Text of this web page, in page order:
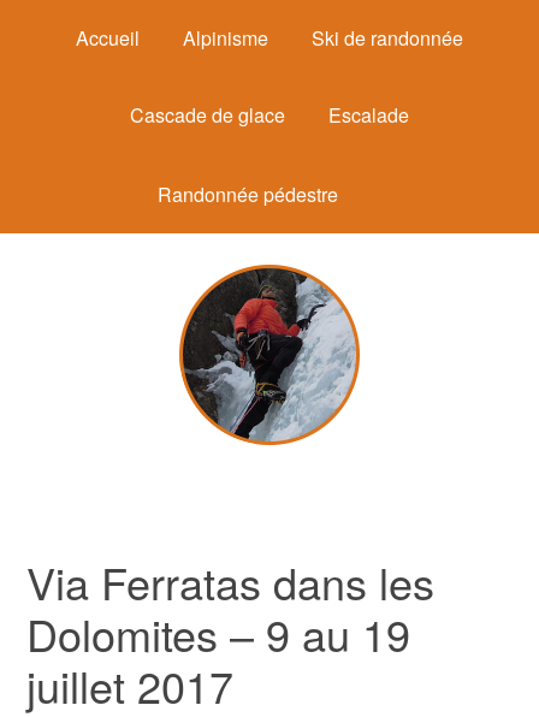
Accueil Alpinisme Ski de randonnée
Cascade de glace Escalade
Randonnée pédestre
Via Ferratas dans les
Dolomites – 9 au 19
juillet 2017